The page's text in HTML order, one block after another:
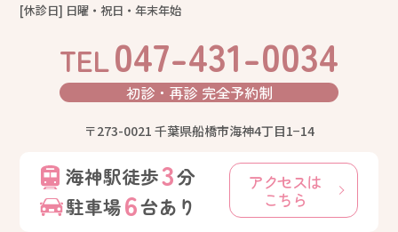
[休診日] 日曜・祝日・年末年始
TEL047-431-0034
初診・再診 完全予約制
〒273-0021 千葉県船橋市海神4丁目1−14
海神駅徒歩3分
駐車場6台あり
アクセスは
こちら